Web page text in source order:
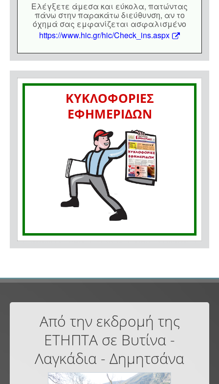
Eλέγξετε άμεσα και εύκολα, πατώντας
πάνω στην παρακάτω διεύθυνση, αν το
όχημά σας εμφανίζεται ασφαλισμένο
https://www.hic.gr/hic/Check_ins.aspx
ΚΥΚΛΟΦΟΡΙΕΣ
ΕΦΗΜΕΡΙΔΩΝ
Από την εκδρομή της
ΕΤΗΠΤΑ σε Βυτίνα -
Λαγκάδια - Δημητσάνα